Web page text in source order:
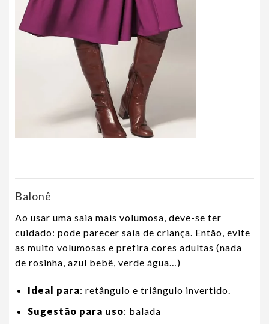
Balonê
Ao usar uma saia mais volumosa, deve-se ter
cuidado: pode parecer saia de criança. Então, evite
as muito volumosas e prefira cores adultas (nada
de rosinha, azul bebê, verde água…)
Ideal para: retângulo e triângulo invertido.
Sugestão para uso: balada